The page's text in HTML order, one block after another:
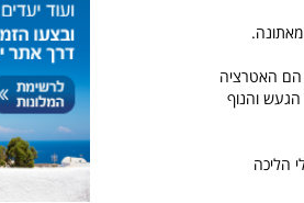
דקות טיסה או 5 שעות הפלגה מאתונה.
הם האטרציה
הגעש והנוף
הליכה